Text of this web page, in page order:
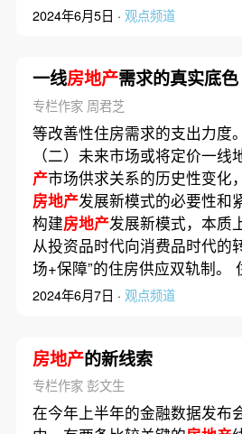
2024年6月5日 · 观点频道
一线房地产需求的真实底色
专栏作家 周君芝
等改善性住房需求的支出力度。
（二）未来市场或将定价一线
产市场供求关系的历史性变化
房地产发展新模式的必要性和
构建房地产发展新模式，本质
从投资品时代向消费品时代的
场+保障”的住房供应双轨制
2024年6月7日 · 观点频道
房地产的新线索
专栏作家 彭文生
在今年上半年的金融数据发布